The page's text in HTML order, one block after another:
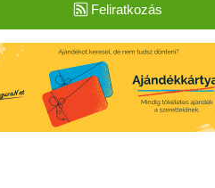
Feliratkozás